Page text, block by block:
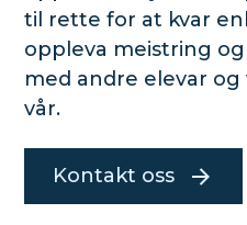
til rette for at kvar
oppleva meistring
med andre elevar og
vår.
Kontakt oss